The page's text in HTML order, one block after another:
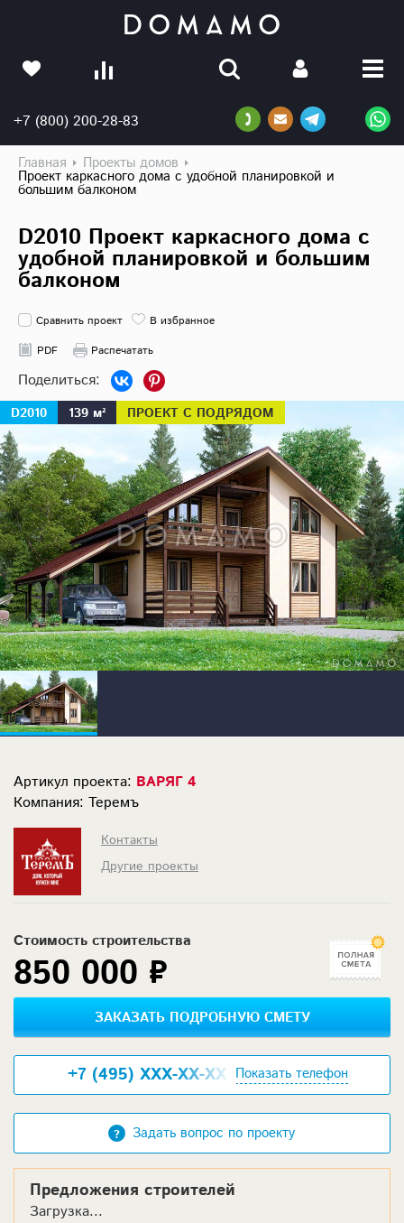
+7 (800) 200-28-83
Главная Проекты домов
Проект каркасного дома с удобной планировкой и
большим балконом
D2010 Проект каркасного дома с
удобной планировкой и большим
балконом
Сравнить проект
В избранное
PDF
Распечатать
D2010 139 м² ПРОЕКТ С ПОДРЯДОМ
Артикул проекта: ВАРЯГ 4
Компания: Теремъ
Контакты
Другие проекты
Стоимость строительства
850 000 ₽
ЗАКАЗАТЬ ПОДРОБНУЮ СМЕТУ
+7 (495) XXX-XX-XX Показать телефон
Задать вопрос по проекту
Предложения строителей
Загрузка...